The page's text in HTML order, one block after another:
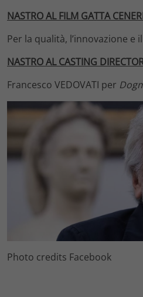
NASTRO AL FILM GATTA
Per la qualità, l’innovazione
NASTRO AL CASTING
Francesco VEDOVATI per
Photo credits Facebook